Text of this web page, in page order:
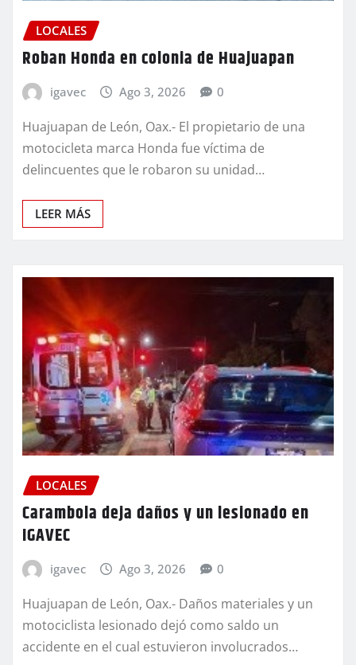
LOCALES
Roban Honda en colonia de Huajuapan
igavec Ago 3, 2026 0
Huajuapan de León, Oax.- El propietario de una
motocicleta marca Honda fue víctima de
delincuentes que le robaron su unidad…
LEER MÁS
LOCALES
Carambola deja daños y un lesionado en
IGAVEC
igavec Ago 3, 2026 0
Huajuapan de León, Oax.- Daños materiales y un
motociclista lesionado dejó como saldo un
accidente en el cual estuvieron involucrados…